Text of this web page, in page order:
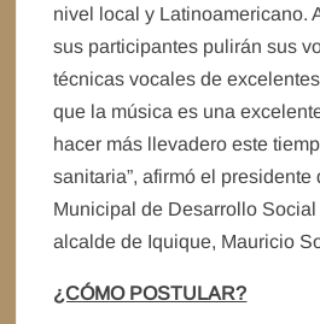
nivel local y Latinoamericano.
sus participantes pulirán sus
técnicas vocales de
que la música es una
hacer más llevadero este
sanitaria”, afirmó el
Municipal de Desarrollo
alcalde de Iquique, Mauricio
¿CÓMO POSTULAR?